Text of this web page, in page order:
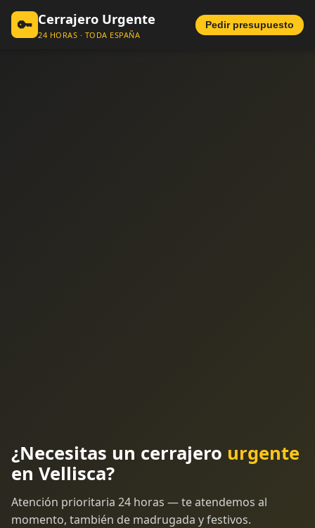
🔑 Cerrajero Urgente
24 HORAS · TODA ESPAÑA
Pedir presupuesto
¿Necesitas un cerrajero urgente
en Vellisca?
Atención prioritaria 24 horas — te atendemos al
momento, también de madrugada y festivos.